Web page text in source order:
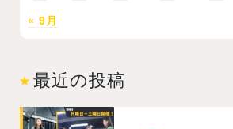
« 9月
最近の投稿